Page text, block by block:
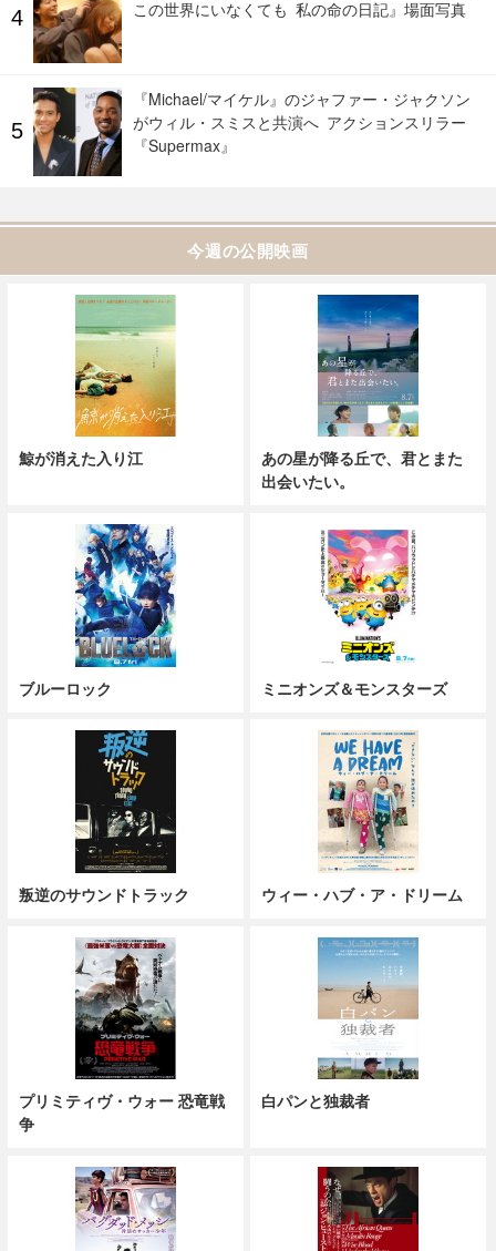
この世界にいなくても 私の命の日記』場面写真
『Michael/マイケル』のジャファー・ジャクソン
がウィル・スミスと共演へ アクションスリラー
『Supermax』
今週の公開映画
鯨が消えた入り江
あの星が降る丘で、君とまた
出会いたい。
ブルーロック ミニオンズ＆モンスターズ
叛逆のサウンドトラック ウィー・ハブ・ア・ドリーム
プリミティヴ・ウォー 恐竜戦
争
白パンと独裁者